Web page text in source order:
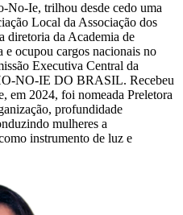
No-Ie, trilhou desde cedo uma
Local da Associação dos
diretoria da Academia de
ocupou cargos nacionais no
Executiva Central da
NO-IE DO BRASIL. Recebeu
em 2024, foi nomeada Preletora
profundidade
mulheres a
instrumento de luz e